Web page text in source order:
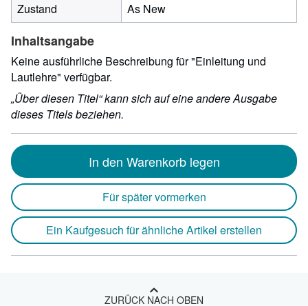
Zustand
As New
Inhaltsangabe
Keine ausführliche Beschreibung für "Einleitung und
Lautlehre" verfügbar.
„Über diesen Titel“ kann sich auf eine andere Ausgabe
dieses Titels beziehen.
In den Warenkorb legen
Für später vormerken
Ein Kaufgesuch für ähnliche Artikel erstellen
ZURÜCK NACH OBEN